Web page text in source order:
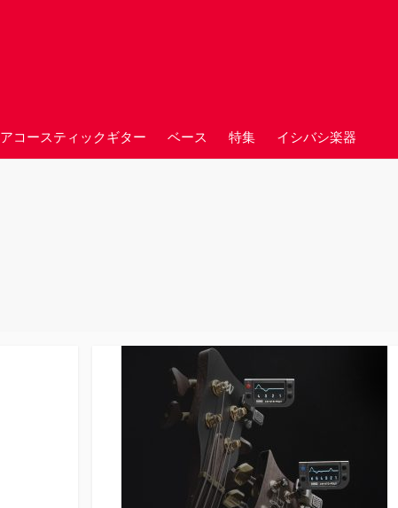
アコースティックギター ベース 特集 イシバシ楽器